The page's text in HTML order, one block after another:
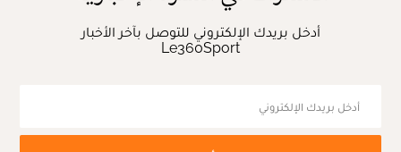
أدخل بريدك الإلكتروني للتوصل بآخر الأخبار
Le360Sport